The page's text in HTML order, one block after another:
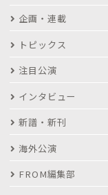
企画・連載
トピックス
注目公演
インタビュー
新譜・新刊
海外公演
FROM編集部